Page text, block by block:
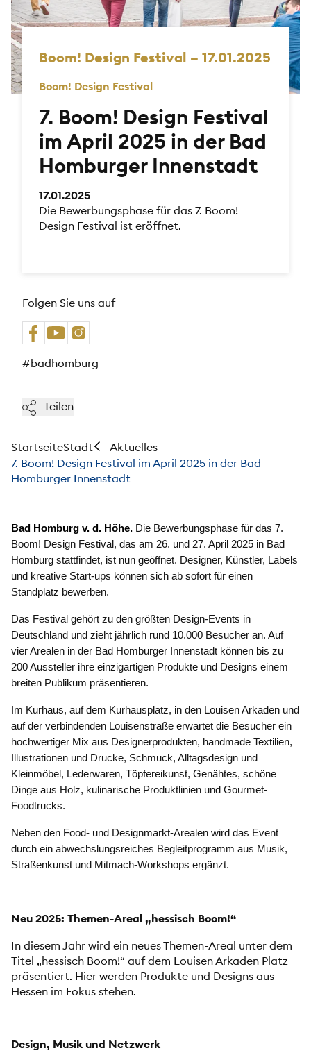
Boom! Design Festival – 17.01.2025
Boom! Design Festival
7. Boom! Design Festival
im April 2025 in der Bad
Homburger Innenstadt
17.01.2025
Die Bewerbungsphase für das 7. Boom!
Design Festival ist eröffnet.
Folgen Sie uns auf
#badhomburg
Teilen
StartseiteStadt
Aktuelles
7. Boom! Design Festival im April 2025 in der Bad
Homburger Innenstadt
Bad Homburg v. d. Höhe. Die Bewerbungsphase für das 7.
Boom! Design Festival, das am 26. und 27. April 2025 in Bad
Homburg stattfindet, ist nun geöffnet. Designer, Künstler, Labels
und kreative Start-ups können sich ab sofort für einen
Standplatz bewerben.
Das Festival gehört zu den größten Design-Events in
Deutschland und zieht jährlich rund 10.000 Besucher an. Auf
vier Arealen in der Bad Homburger Innenstadt können bis zu
200 Aussteller ihre einzigartigen Produkte und Designs einem
breiten Publikum präsentieren.
Im Kurhaus, auf dem Kurhausplatz, in den Louisen Arkaden und
auf der verbindenden Louisenstraße erwartet die Besucher ein
hochwertiger Mix aus Designerprodukten, handmade Textilien,
Illustrationen und Drucke, Schmuck, Alltagsdesign und
Kleinmöbel, Lederwaren, Töpfereikunst, Genähtes, schöne
Dinge aus Holz, kulinarische Produktlinien und Gourmet-
Foodtrucks.
Neben den Food- und Designmarkt-Arealen wird das Event
durch ein abwechslungsreiches Begleitprogramm aus Musik,
Straßenkunst und Mitmach-Workshops ergänzt.
Neu 2025: Themen-Areal „hessisch Boom!“
In diesem Jahr wird ein neues Themen-Areal unter dem
Titel „hessisch Boom!“ auf dem Louisen Arkaden Platz
präsentiert. Hier werden Produkte und Designs aus
Hessen im Fokus stehen.
Design, Musik und Netzwerk